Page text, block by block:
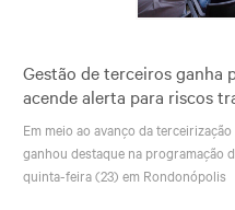
Gestão de terceiros ganha
acende alerta para riscos
Em meio ao avanço da
ganhou destaque na programação
quinta-feira (23) em Rondonópolis